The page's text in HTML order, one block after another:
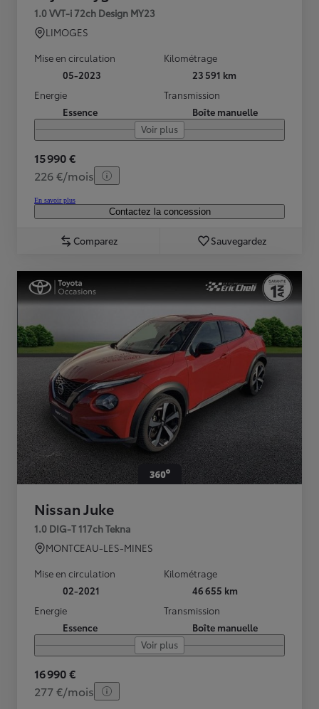
1.0 VVT-i 72ch Design MY23
LIMOGES
Mise en circulation
05-2023
Kilométrage
23 591 km
Energie
Essence
Transmission
Boîte manuelle
Voir plus
15 990 €
226 €/mois
En savoir plus
Contactez la concession
Comparez Sauvegardez
Nissan Juke
1.0 DIG-T 117ch Tekna
MONTCEAU-LES-MINES
Mise en circulation
02-2021
Kilométrage
46 655 km
Energie
Essence
Transmission
Boîte manuelle
Voir plus
16 990 €
277 €/mois